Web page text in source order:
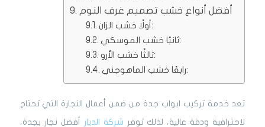
أفضل أنواع خشب تصميم غرف النوم
أولًا خشب الزان:
ثانيًا خشب الموسكي:
ثالثًا خشب الأرو:
رابعًا خشب الماهوجني:
تعد خدمة تركيب ابواب جدة من ضمن أعمال النجارة التي تحتاج
لاحترافية ودقة عالية، لذلك توفر شركة الديار أفضل نجار بجدة،